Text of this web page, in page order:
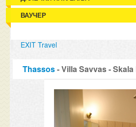
ВАУЧЕР
EXIT Travel
Thassos- Villa Savvas -